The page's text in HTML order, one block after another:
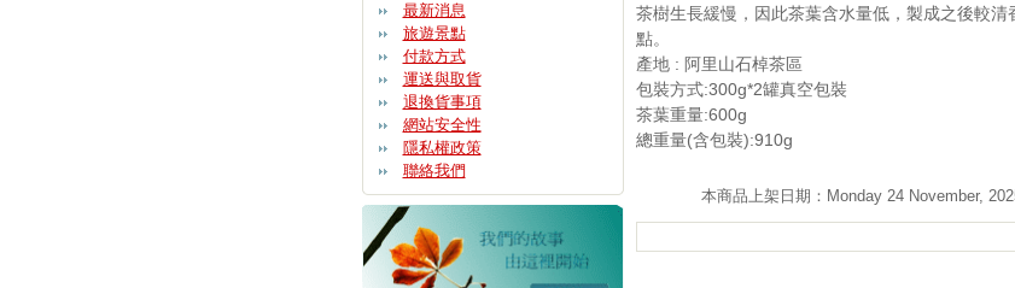
最新消息
旅遊景點
付款方式
運送與取貨
退換貨事項
網站安全性
隱私權政策
聯絡我們
茶樹生長緩慢，因此茶葉含水量低，製成之後較清
點。
產地 : 阿里山石棹茶區
包裝方式:300g*2罐真空包裝
茶葉重量:600g
總重量(含包裝):910g
本商品上架日期：Monday 24 November,